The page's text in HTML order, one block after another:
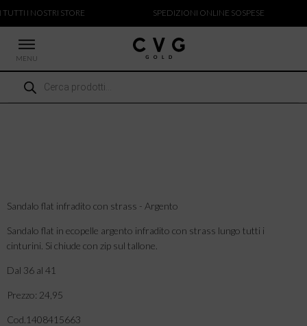
I NOSTRI STORE SPEDIZIONI ONLINE SOSPESE
MENU
Ricerca
prodotti
ARRIVI
Sandalo flat infradito con strass - Argento
Sandalo flat in ecopelle argento infradito con strass lungo tutti i
cinturini. Si chiude con zip sul tallone.
Dal 36 al 41
Prezzo: 24,95
Cod.1408415663